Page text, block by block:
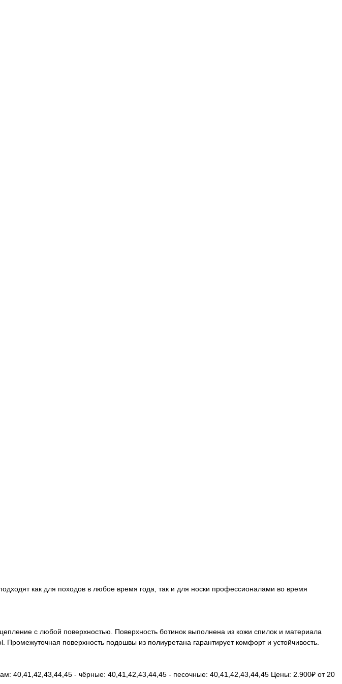
как для походов в любое время года, так и для носки профессионалами во время
с любой поверхностью. Поверхность ботинок выполнена из кожи спилок и материала
поверхность подошвы из полиуретана гарантирует комфорт и устойчивость.
40,41,42,43,44,45 - чёрные: 40,41,42,43,44,45 - песочные: 40,41,42,43,44,45 Цены: 2.900₽ от 20